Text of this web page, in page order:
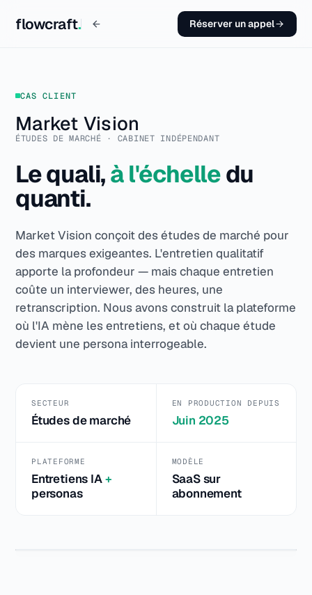
flowcraft. Réserver un appel
CAS CLIENT
Market Vision
ÉTUDES DE MARCHÉ · CABINET INDÉPENDANT
Le quali,à l'échelledu
quanti.
Market Vision conçoit des études de marché pour
des marques exigeantes. L'entretien qualitatif
apporte la profondeur — mais chaque entretien
coûte un interviewer, des heures, une
retranscription. Nous avons construit la plateforme
où l'IA mène les entretiens, et où chaque étude
devient une persona interrogeable.
SECTEUR
Études de marché
EN PRODUCTION DEPUIS
Juin 2025
PLATEFORME
Entretiens IA+
personas
MODÈLE
SaaS sur
abonnement